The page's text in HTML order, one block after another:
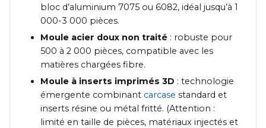
bloc d’aluminium 7075 ou 6082, idéal jusqu’à 1
000-3 000 pièces.
Moule acier doux non traité : robuste pour
500 à 2 000 pièces, compatible avec les
matières chargées fibre.
Moule à inserts imprimés 3D : technologie
émergente combinant carcase standard et
inserts résine ou métal fritté. (Attention :
limité en taille de pièces, matériaux injectés et